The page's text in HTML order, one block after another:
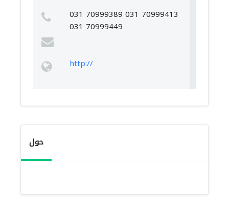
031 70999389 031 70999413
031 70999449
http://
حول